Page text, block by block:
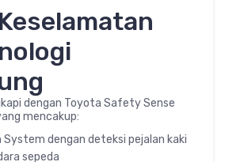
dengan Toyota Safety Sense
mencakup:
System dengan deteksi pejalan kaki
sepeda